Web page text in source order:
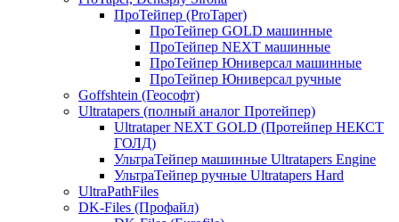
ПроТейпер (ProTaper)
ПроТейпер GOLD машинные
ПроТейпер NEXT машинные
ПроТейпер Юниверсал машинные
ПроТейпер Юниверсал ручные
Goffshtein (Геософт)
Ultratapers (полный аналог Протейпер)
Ultrataper NEXT GOLD (Протейпер НЕКСТ
ГОЛД)
УльтраТейпер машинные Ultratapers Engine
УльтраТейпер ручные Ultratapers Hard
UltraPathFiles
DK-Files (Профайл)